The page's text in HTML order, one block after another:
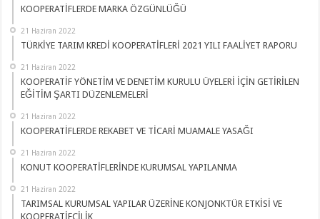
KOOPERATİFLERDE MARKA ÖZGÜNLÜĞÜ
21 Haziran 2022
TÜRKİYE TARIM KREDİ KOOPERATİFLERİ 2021 YILI FAALİYET RAPORU
21 Haziran 2022
KOOPERATİF YÖNETİM VE DENETİM KURULU ÜYELERİ İÇİN GETİRİLEN
EĞİTİM ŞARTI DÜZENLEMELERİ
21 Haziran 2022
KOOPERATİFLERDE REKABET VE TİCARİ MUAMALE YASAĞI
21 Haziran 2022
KONUT KOOPERATİFLERİNDE KURUMSAL YAPILANMA
21 Haziran 2022
TARIMSAL KURUMSAL YAPILAR ÜZERİNE KONJONKTÜR ETKİSİ VE
KOOPERATİFÇİLİK